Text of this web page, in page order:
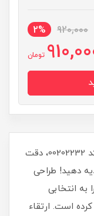
920,000
2%
تومان
با چرخ دنده ۲۱ دندانه گرد ۱۲۸ شیاردار کد 00202232، دقت
دهید! طراحی
به انتخابی
کرده است. ارتقاء